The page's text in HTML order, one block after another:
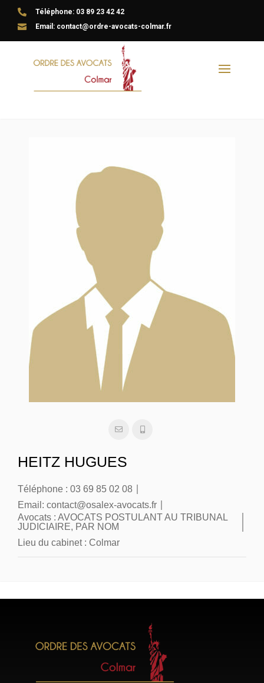
 Téléphone: 03 89 23 42 42
 Email: contact@ordre-avocats-colmar.fr
HEITZ HUGUES
Téléphone : 03 69 85 02 08
Email: contact@osalex-avocats.fr
Avocats : AVOCATS POSTULANT AU TRIBUNAL
JUDICIAIRE, PAR NOM
Lieu du cabinet : Colmar